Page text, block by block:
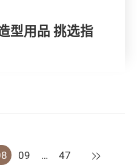
型用品 挑选指
09 … 47 下一页